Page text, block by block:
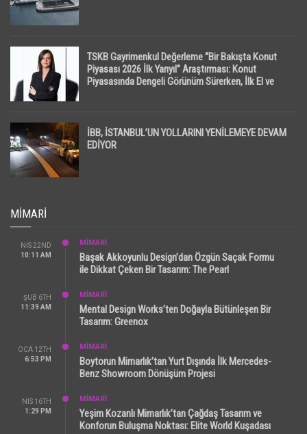
TSKB Gayrimenkul Değerleme “Bir Bakışta Konut
Piyasası 2026 İlk Yarıyıl” Araştırması: Konut
Piyasasında Dengeli Görünüm Sürerken, İlk El ve
İBB, İSTANBUL’UN YOLLARINI YENİLEMEYE DEVAM
EDİYOR
MIMARI
NIS 22ND
10:11 AM
MİMARİ
Başak Akkoyunlu Design’dan Özgün Saçak Formu
ile Dikkat Çeken Bir Tasarım: The Pearl
ŞUB 6TH
11:39 AM
MİMARİ
Mental Design Works’ten Doğayla Bütünleşen Bir
Tasarım: Greenox
OCA 12TH
6:53 PM
MİMARİ
Boytorun Mimarlık’tan Yurt Dışında İlk Mercedes-
Benz Showroom Dönüşüm Projesi
NIS 16TH
1:29 PM
MİMARİ
Yeşim Kozanlı Mimarlık’tan Çağdaş Tasarım ve
Konforun Buluşma Noktası: Elite World Kuşadası